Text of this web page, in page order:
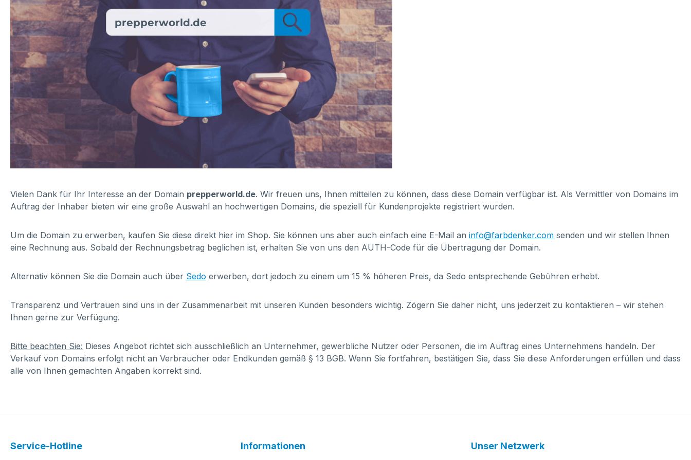
prepperworld.de
Vielen Dank für Ihr Interesse an der Domain prepperworld.de. Wir freuen uns, Ihnen mitteilen zu können, dass diese Domain verfügbar ist. Als Vermittler von Domains im
Auftrag der Inhaber bieten wir eine große Auswahl an hochwertigen Domains, die speziell für Kundenprojekte registriert wurden.
Um die Domain zu erwerben, kaufen Sie diese direkt hier im Shop. Sie können uns aber auch einfach eine E-Mail an info@farbdenker.com senden und wir stellen Ihnen
eine Rechnung aus. Sobald der Rechnungsbetrag beglichen ist, erhalten Sie von uns den AUTH-Code für die Übertragung der Domain.
Alternativ können Sie die Domain auch über Sedo erwerben, dort jedoch zu einem um 15 % höheren Preis, da Sedo entsprechende Gebühren erhebt.
Transparenz und Vertrauen sind uns in der Zusammenarbeit mit unseren Kunden besonders wichtig. Zögern Sie daher nicht, uns jederzeit zu kontaktieren – wir stehen
Ihnen gerne zur Verfügung.
Bitte beachten Sie: Dieses Angebot richtet sich ausschließlich an Unternehmer, gewerbliche Nutzer oder Personen, die im Auftrag eines Unternehmens handeln. Der
Verkauf von Domains erfolgt nicht an Verbraucher oder Endkunden gemäß § 13 BGB. Wenn Sie fortfahren, bestätigen Sie, dass Sie diese Anforderungen erfüllen und dass
alle von Ihnen gemachten Angaben korrekt sind.
Service-Hotline Informationen Unser Netzwerk